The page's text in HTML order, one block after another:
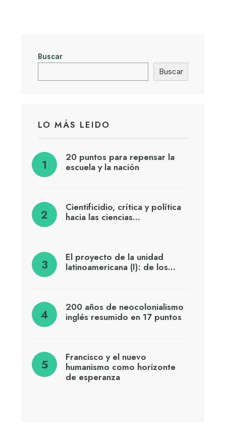
Buscar
Buscar
LO MÁS LEIDO
20 puntos para repensar la
escuela y la nación
Cientificidio, crítica y política
hacia las ciencias…
El proyecto de la unidad
latinoamericana (I): de los…
200 años de neocolonialismo
inglés resumido en 17 puntos
Francisco y el nuevo
humanismo como horizonte
de esperanza